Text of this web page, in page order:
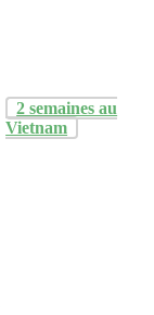
2 semaines au
Vietnam